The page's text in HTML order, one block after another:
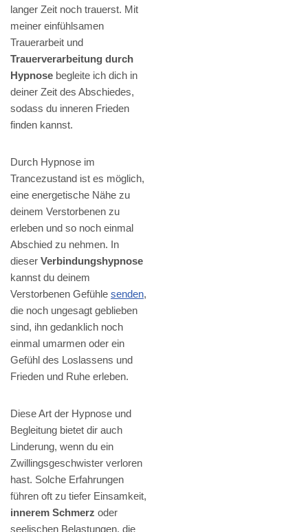
langer Zeit noch trauerst. Mit
meiner einfühlsamen
Trauerarbeit und
Trauerverarbeitung durch
Hypnose begleite ich dich in
deiner Zeit des Abschiedes,
sodass du inneren Frieden
finden kannst.
Durch Hypnose im
Trancezustand ist es möglich,
eine energetische Nähe zu
deinem Verstorbenen zu
erleben und so noch einmal
Abschied zu nehmen. In
dieser Verbindungshypnose
kannst du deinem
Verstorbenen Gefühle senden,
die noch ungesagt geblieben
sind, ihn gedanklich noch
einmal umarmen oder ein
Gefühl des Loslassens und
Frieden und Ruhe erleben.
Diese Art der Hypnose und
Begleitung bietet dir auch
Linderung, wenn du ein
Zwillingsgeschwister verloren
hast. Solche Erfahrungen
führen oft zu tiefer Einsamkeit,
innerem Schmerz oder
seelischen Belastungen, die